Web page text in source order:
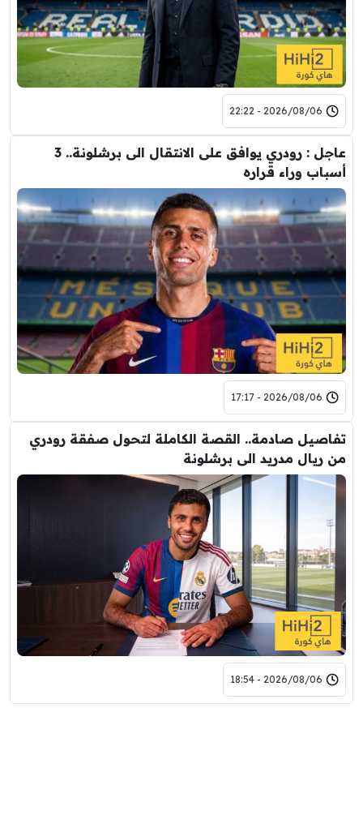
2026/08/06 - 22:22
عاجل : رودري يوافق على الانتقال الى برشلونة.. 3
أسباب وراء قراره
2026/08/06 - 17:17
تفاصيل صادمة.. القصة الكاملة لتحول صفقة رودري
من ريال مدريد الى برشلونة
2026/08/06 - 18:54